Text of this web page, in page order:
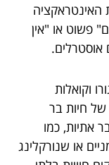
האינטראקציה
פשוט או "אין
אוסטרלים.
וקואלות
חיות בר
אתיות, כמו
או שנורקלינג